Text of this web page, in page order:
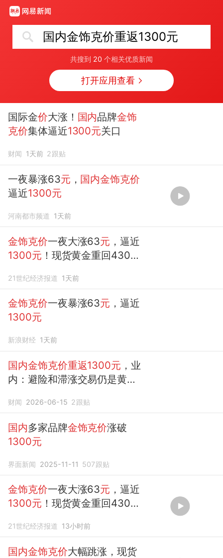
国内金饰克价重返1300元
共搜到 20 个相关优质新闻
打开应用查看
国际金价大涨！ 国内品牌金饰
克价集体逼近1300元关口
财闻 1天前 2跟贴
一夜暴涨63元 ， 国内金饰克价
逼近1300元
河南都市频道 1天前
金饰克价一夜大涨63元 ，逼近
1300元 ！现货黄金重回4300
21世纪经济报道 1天前
金饰克价一夜暴涨63元 ，逼近
1300元
新浪财经 1天前
国内金饰克价重返1300元 ，业
内：避险和滞涨交易仍是黄金
财闻 2026-06-15 2跟贴
国内多家品牌金饰克价涨破
1300元
界面新闻 2025-11-11 507跟贴
金饰克价一夜大涨63元 ，逼近
1300元 ！现货黄金重回4300
21世纪经济报道 13小时前
国内金饰克价大幅跳涨，现货